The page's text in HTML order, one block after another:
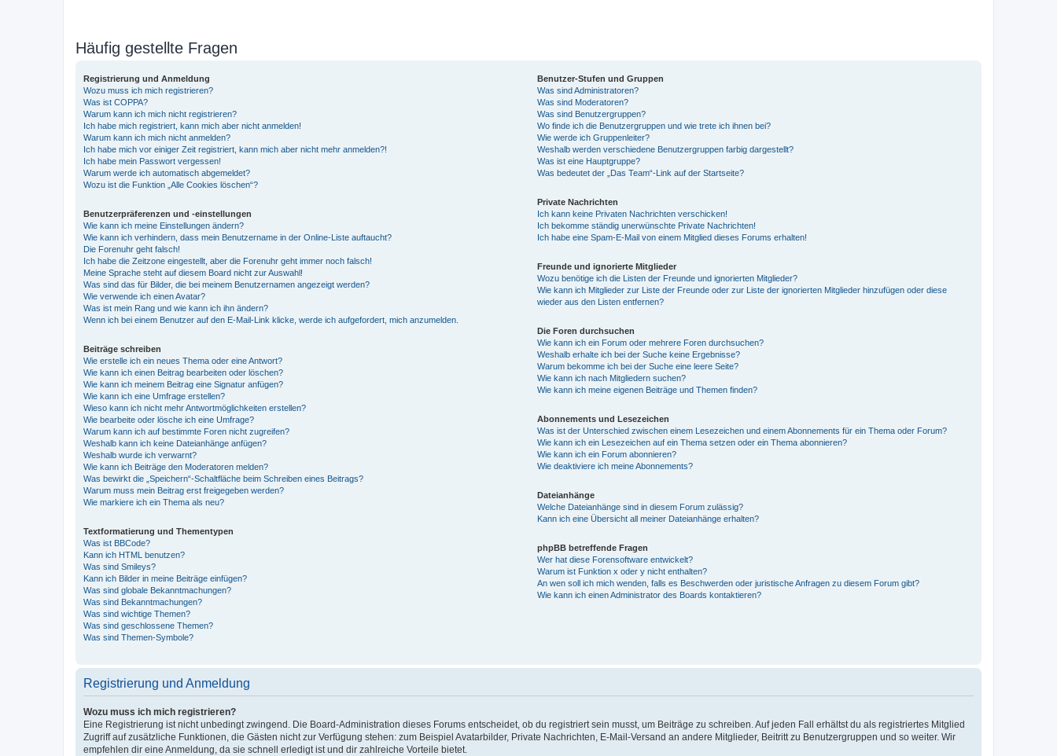
Häufig gestellte Fragen
Registrierung und Anmeldung
Wozu muss ich mich registrieren?
Was ist COPPA?
Warum kann ich mich nicht registrieren?
Ich habe mich registriert, kann mich aber nicht anmelden!
Warum kann ich mich nicht anmelden?
Ich habe mich vor einiger Zeit registriert, kann mich aber nicht mehr anmelden?!
Ich habe mein Passwort vergessen!
Warum werde ich automatisch abgemeldet?
Wozu ist die Funktion „Alle Cookies löschen“?
Benutzerpräferenzen und -einstellungen
Wie kann ich meine Einstellungen ändern?
Wie kann ich verhindern, dass mein Benutzername in der Online-Liste auftaucht?
Die Forenuhr geht falsch!
Ich habe die Zeitzone eingestellt, aber die Forenuhr geht immer noch falsch!
Meine Sprache steht auf diesem Board nicht zur Auswahl!
Was sind das für Bilder, die bei meinem Benutzernamen angezeigt werden?
Wie verwende ich einen Avatar?
Was ist mein Rang und wie kann ich ihn ändern?
Wenn ich bei einem Benutzer auf den E-Mail-Link klicke, werde ich aufgefordert, mich anzumelden.
Beiträge schreiben
Wie erstelle ich ein neues Thema oder eine Antwort?
Wie kann ich einen Beitrag bearbeiten oder löschen?
Wie kann ich meinem Beitrag eine Signatur anfügen?
Wie kann ich eine Umfrage erstellen?
Wieso kann ich nicht mehr Antwortmöglichkeiten erstellen?
Wie bearbeite oder lösche ich eine Umfrage?
Warum kann ich auf bestimmte Foren nicht zugreifen?
Weshalb kann ich keine Dateianhänge anfügen?
Weshalb wurde ich verwarnt?
Wie kann ich Beiträge den Moderatoren melden?
Was bewirkt die „Speichern“-Schaltfläche beim Schreiben eines Beitrags?
Warum muss mein Beitrag erst freigegeben werden?
Wie markiere ich ein Thema als neu?
Textformatierung und Thementypen
Was ist BBCode?
Kann ich HTML benutzen?
Was sind Smileys?
Kann ich Bilder in meine Beiträge einfügen?
Was sind globale Bekanntmachungen?
Was sind Bekanntmachungen?
Was sind wichtige Themen?
Was sind geschlossene Themen?
Was sind Themen-Symbole?
Benutzer-Stufen und Gruppen
Was sind Administratoren?
Was sind Moderatoren?
Was sind Benutzergruppen?
Wo finde ich die Benutzergruppen und wie trete ich ihnen bei?
Wie werde ich Gruppenleiter?
Weshalb werden verschiedene Benutzergruppen farbig dargestellt?
Was ist eine Hauptgruppe?
Was bedeutet der „Das Team“-Link auf der Startseite?
Private Nachrichten
Ich kann keine Privaten Nachrichten verschicken!
Ich bekomme ständig unerwünschte Private Nachrichten!
Ich habe eine Spam-E-Mail von einem Mitglied dieses Forums erhalten!
Freunde und ignorierte Mitglieder
Wozu benötige ich die Listen der Freunde und ignorierten Mitglieder?
Wie kann ich Mitglieder zur Liste der Freunde oder zur Liste der ignorierten Mitglieder hinzufügen oder diese
wieder aus den Listen entfernen?
Die Foren durchsuchen
Wie kann ich ein Forum oder mehrere Foren durchsuchen?
Weshalb erhalte ich bei der Suche keine Ergebnisse?
Warum bekomme ich bei der Suche eine leere Seite?
Wie kann ich nach Mitgliedern suchen?
Wie kann ich meine eigenen Beiträge und Themen finden?
Abonnements und Lesezeichen
Was ist der Unterschied zwischen einem Lesezeichen und einem Abonnements für ein Thema oder Forum?
Wie kann ich ein Lesezeichen auf ein Thema setzen oder ein Thema abonnieren?
Wie kann ich ein Forum abonnieren?
Wie deaktiviere ich meine Abonnements?
Dateianhänge
Welche Dateianhänge sind in diesem Forum zulässig?
Kann ich eine Übersicht all meiner Dateianhänge erhalten?
phpBB betreffende Fragen
Wer hat diese Forensoftware entwickelt?
Warum ist Funktion x oder y nicht enthalten?
An wen soll ich mich wenden, falls es Beschwerden oder juristische Anfragen zu diesem Forum gibt?
Wie kann ich einen Administrator des Boards kontaktieren?
Registrierung und Anmeldung
Wozu muss ich mich registrieren?
Eine Registrierung ist nicht unbedingt zwingend. Die Board-Administration dieses Forums entscheidet, ob du registriert sein musst, um Beiträge zu schreiben. Auf jeden Fall erhältst du als registriertes Mitglied
Zugriff auf zusätzliche Funktionen, die Gästen nicht zur Verfügung stehen: zum Beispiel Avatarbilder, Private Nachrichten, E-Mail-Versand an andere Mitglieder, Beitritt zu Benutzergruppen und so weiter. Wir
empfehlen dir eine Anmeldung, da sie schnell erledigt ist und dir zahlreiche Vorteile bietet.